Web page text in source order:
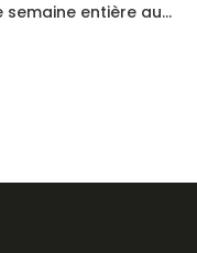
semaine entière au...